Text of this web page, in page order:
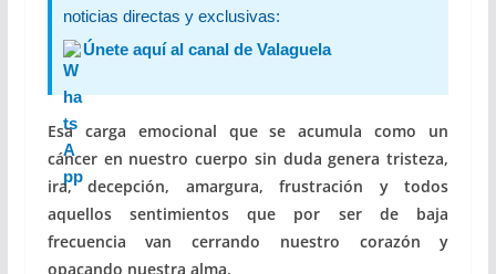
noticias directas y exclusivas:
Únete aquí al canal de Valaguela
Esa carga emocional que se acumula como un
cáncer en nuestro cuerpo sin duda genera tristeza,
ira, decepción, amargura, frustración y todos
aquellos sentimientos que por ser de baja
frecuencia van cerrando nuestro corazón y
opacando nuestra alma.